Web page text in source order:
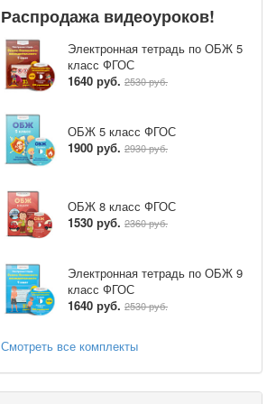
Распродажа видеоуроков!
Электронная тетрадь по ОБЖ 5
класс ФГОС
1640 руб. 2530 руб.
ОБЖ 5 класс ФГОС
1900 руб. 2930 руб.
ОБЖ 8 класс ФГОС
1530 руб. 2360 руб.
Электронная тетрадь по ОБЖ 9
класс ФГОС
1640 руб. 2530 руб.
Смотреть все комплекты